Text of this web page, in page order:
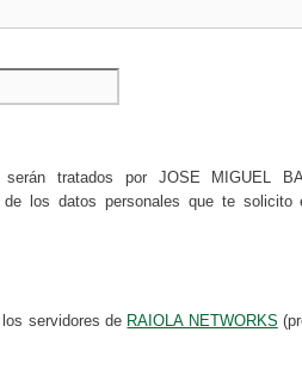
tratados por JOSE MIGUEL
los datos personales que te solicito
servidores de RAIOLA NETWORKS